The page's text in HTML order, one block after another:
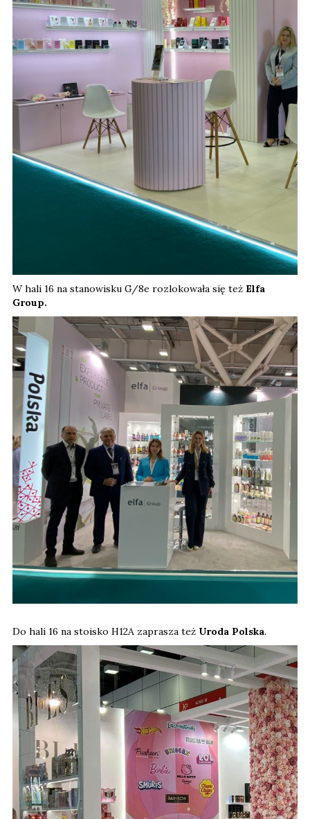
W hali 16 na stanowisku G/8e rozlokowała się też Elfa
Group.
Do hali 16 na stoisko H12A zaprasza też Uroda Polska.